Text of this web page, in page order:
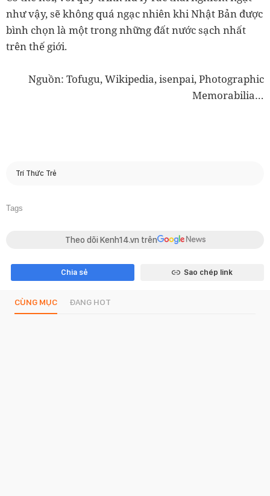
như vậy, sẽ không quá ngạc nhiên khi Nhật Bản được
bình chọn là một trong những đất nước sạch nhất
trên thế giới.
Nguồn: Tofugu, Wikipedia, isenpai, Photographic
Memorabilia…
Trí Thức Trẻ
Tags
Theo dõi Kenh14.vn trên
Chia sẻ Sao chép link
CÙNG MỤC ĐANG HOT